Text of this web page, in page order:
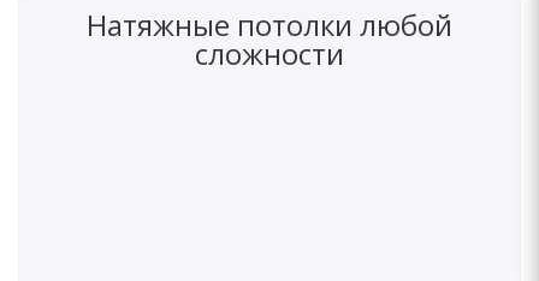
Натяжные потолки любой
сложности